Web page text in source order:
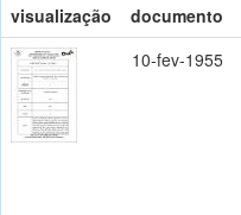
visualização
documento
10-fev-1955